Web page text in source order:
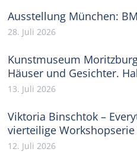
Ausstellung München:
28. Juli 2026
Kunstmuseum
Häuser und Gesichter.
13. Juli 2026
Viktoria Binschtok –
vierteilige Workshopserie
12. Juli 2026